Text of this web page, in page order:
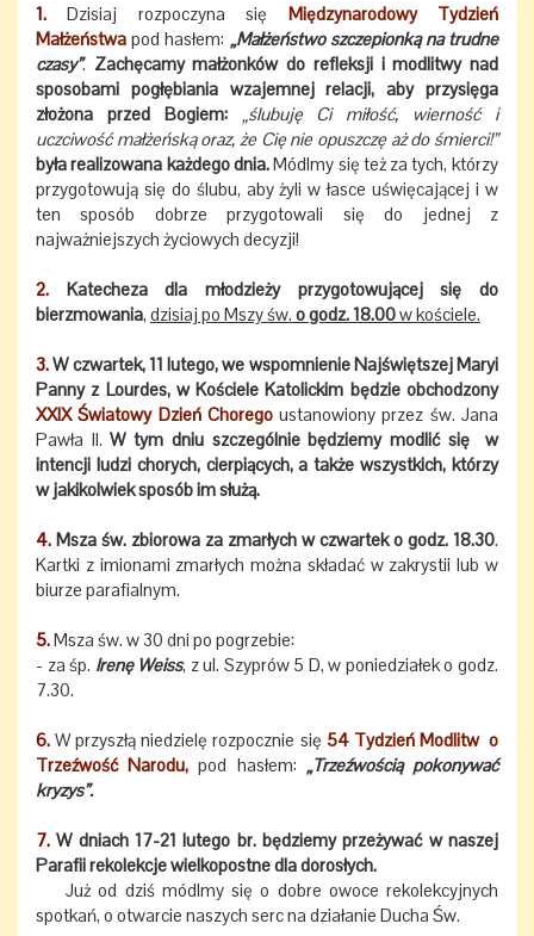
1. Dzisiaj rozpoczyna się Międzynarodowy Tydzień
Małżeństwa pod hasłem: „Małżeństwo szczepionką na trudne
czasy”. Zachęcamy małżonków do refleksji i modlitwy nad
sposobami pogłębiania wzajemnej relacji, aby przysięga
złożona przed Bogiem:
„ślubuję Ci miłość, wierność i
uczciwość małżeńską oraz, że Cię nie opuszczę aż do śmierci!”
była realizowana każdego dnia.Módlmy się też za tych, którzy
przygotowują się do ślubu, aby żyli w łasce uświęcającej i w
ten sposób dobrze przygotowali się do jednej z
najważniejszych życiowych decyzji!
2.
Katecheza dla młodzieży przygotowującej się do
bierzmowania, dzisiaj po Mszy św. o godz. 18.00w kościele.
3.W czwartek, 11 lutego, we wspomnienie Najświętszej Maryi
Panny z Lourdes, w Kościele Katolickim będzie obchodzony
XXIX Światowy Dzień Choregoustanowiony przez św. Jana
Pawła II.W tym dniu szczególnie będziemy modlić się w
intencji ludzi chorych, cierpiących, a także wszystkich, którzy
w jakikolwiek sposób im służą.
4. Msza św. zbiorowa za zmarłych w czwartek o godz. 18.30.
Kartki z imionami zmarłych można składać w zakrystii lub w
biurze parafialnym.
5.Msza św. w 30 dni po pogrzebie:
- za śp. Irenę Weiss, z ul. Szyprów 5 D, w poniedziałek o godz.
7.30.
6. W przyszłą niedzielę rozpocznie się 54 Tydzień Modlitw o
Trzeźwość Narodu, pod hasłem: „Trzeźwością pokonywać
kryzys”.
7. W dniach 17-21 lutego br. będziemy przeżywać w naszej
Parafii rekolekcje wielkopostne dla dorosłych.
Już od dziś módlmy się o dobre owoce rekolekcyjnych
spotkań, o otwarcie naszych serc na działanie Ducha Św.